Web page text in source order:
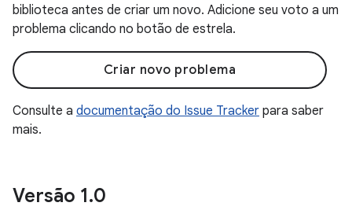
biblioteca antes de criar um novo. Adicione seu voto a um
problema clicando no botão de estrela.
Criar novo problema
Consulte a documentação do Issue Tracker para saber
mais.
Versão 1.0